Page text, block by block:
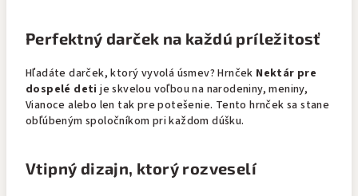
Perfektný darček na každú príležitosť
Hľadáte darček, ktorý vyvolá úsmev? Hrnček Nektár pre
dospelé deti je skvelou voľbou na narodeniny, meniny,
Vianoce alebo len tak pre potešenie. Tento hrnček sa stane
obľúbeným spoločníkom pri každom dúšku.
Vtipný dizajn, ktorý rozveselí